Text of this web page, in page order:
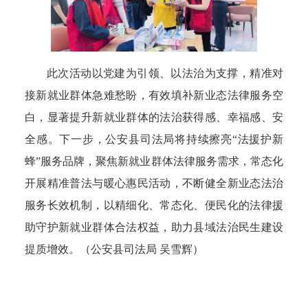
此次活动以党建为引领、以法治为支撑，精准对
接新就业群体急难愁盼，有效填补新业态法律服务空
白，显著提升新就业群体的法治获得感、幸福感、安
全感。下一步，公安县司法局将持续擦亮“法援护新
蜂”服务品牌，聚焦新就业群体法律服务需求，常态化
开展精准普法与暖心惠民活动，不断健全新业态法治
服务长效机制，以精细化、常态化、便民化的法律援
助守护新就业群体合法权益，助力县域法治民生建设
提质增效。（公安县司法局 吴雪辉）